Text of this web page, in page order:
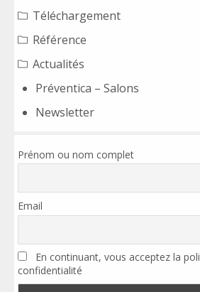
Téléchargement
Référence
Actualités
Préventica – Salons
Newsletter
Prénom ou nom complet
Email
En continuant, vous acceptez la
confidentialité